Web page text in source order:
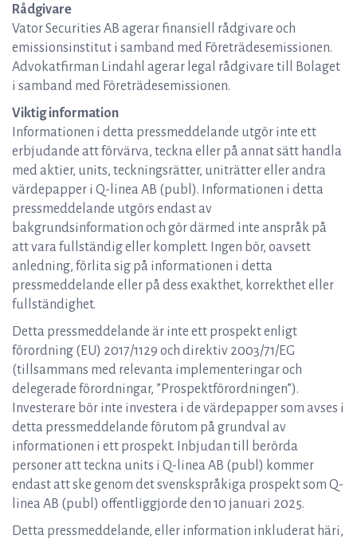
Rådgivare
Vator Securities AB agerar finansiell rådgivare och
emissionsinstitut i samband med Företrädesemissionen.
Advokatfirman Lindahl agerar legal rådgivare till Bolaget
i samband med Företrädesemissionen.
Viktig information
Informationen i detta pressmeddelande utgör inte ett
erbjudande att förvärva, teckna eller på annat sätt handla
med aktier, units, teckningsrätter, uniträtter eller andra
värdepapper i Q-linea AB (publ). Informationen i detta
pressmeddelande utgörs endast av
bakgrundsinformation och gör därmed inte anspråk på
att vara fullständig eller komplett. Ingen bör, oavsett
anledning, förlita sig på informationen i detta
pressmeddelande eller på dess exakthet, korrekthet eller
fullständighet.
Detta pressmeddelande är inte ett prospekt enligt
förordning (EU) 2017/1129 och direktiv 2003/71/EG
(tillsammans med relevanta implementeringar och
delegerade förordningar, ”Prospektförordningen”).
Investerare bör inte investera i de värdepapper som avses i
detta pressmeddelande förutom på grundval av
informationen i ett prospekt. Inbjudan till berörda
personer att teckna units i Q-linea AB (publ) kommer
endast att ske genom det svenskspråkiga prospekt som Q-
linea AB (publ) offentliggjorde den 10 januari 2025.
Detta pressmeddelande, eller information inkluderat häri,